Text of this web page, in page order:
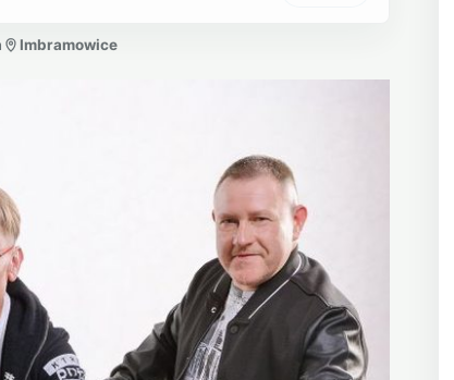
Imbramowice